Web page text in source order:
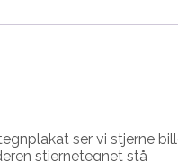
ser vi stjerne
stjernetegnet stå